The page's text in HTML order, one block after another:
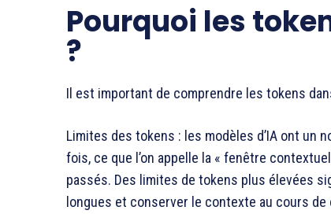
Pourquoi les
?
Il est important de comprendre les tokens
Limites des tokens : les modèles d’IA ont un
fois, ce que l’on appelle la « fenêtre
passés. Des limites de tokens plus élevées
longues et conserver le contexte au cours